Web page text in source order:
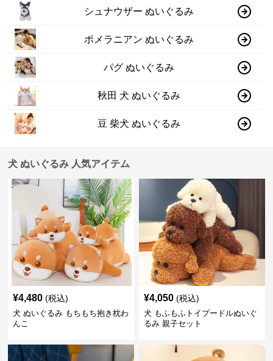
シュナウザー ぬいぐるみ
ポメラニアン ぬいぐるみ
パグ ぬいぐるみ
秋田 犬 ぬいぐるみ
豆 柴犬 ぬいぐるみ
犬 ぬいぐるみ 人気アイテム
¥4,480 (税込)
犬 ぬいぐるみ もちもち抱き枕わ
んこ
¥4,050 (税込)
犬 もふもふトイプードルぬいぐ
るみ 親子セット